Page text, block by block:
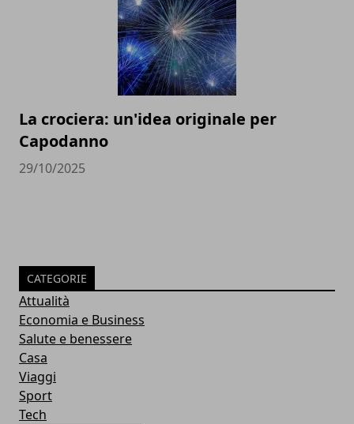
La crociera: un'idea originale per
Capodanno
29/10/2025
CATEGORIE
Attualità
Economia e Business
Salute e benessere
Casa
Viaggi
Sport
Tech